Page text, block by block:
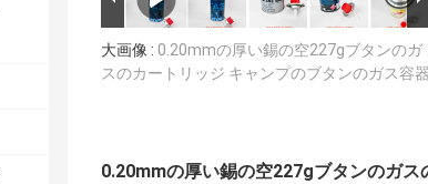
大画像 : 0.20mmの厚い錫の空227gブタンのガ
スのカートリッジ キャンプのブタンのガス容器
0.20mmの厚い錫の空227gブタンのガ